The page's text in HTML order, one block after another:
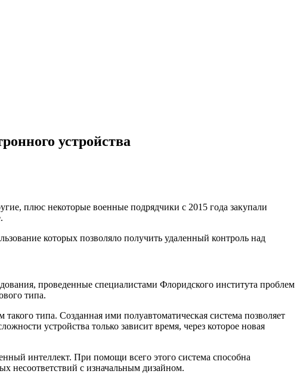
устройства
плюс некоторые военные подрядчики с 2015 года закупали
которых позволяло получить удаленный контроль над
проведенные специалистами Флоридского института проблем
типа.
типа. Созданная ими полуавтоматическая система позволяет
устройства только зависит время, через которое новая
интеллект. При помощи всего этого система способна
несоответствий с изначальным дизайном.